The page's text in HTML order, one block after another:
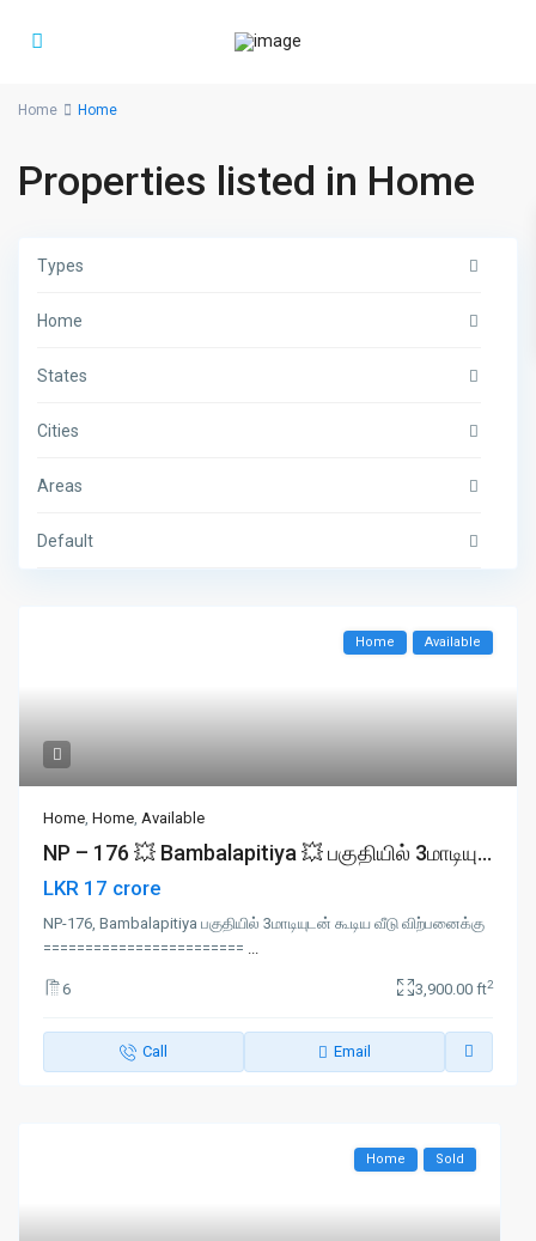
Home Home
Properties listed in Home
Types
Home
States
Cities
Areas
Default
Home Available
Home,Home,Available
NP – 176 💥 Bambalapitiya 💥 பகுதியில் 3மாடியு...
LKR 17 crore
NP-176, Bambalapitiya பகுதியில் 3மாடியுடன் கூடிய வீடு விற்பனைக்கு
======================== ...
6 3,900.00 ft2
Call Email
Home Sold